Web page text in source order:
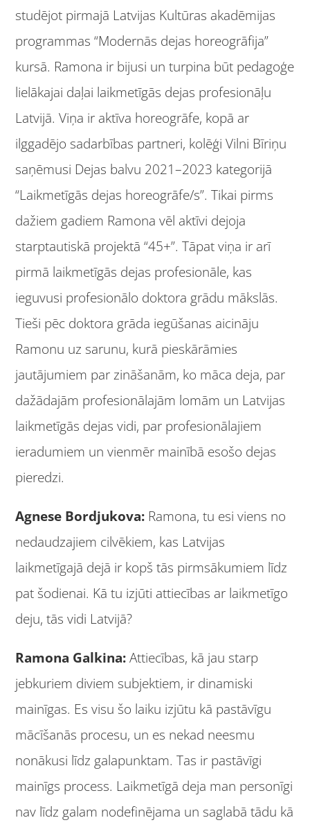
studējot pirmajā Latvijas Kultūras akadēmijas
programmas “Modernās dejas horeogrāfija”
kursā. Ramona ir bijusi un turpina būt pedagoģe
lielākajai daļai laikmetīgās dejas profesionāļu
Latvijā. Viņa ir aktīva horeogrāfe, kopā ar
ilggadējo sadarbības partneri, kolēģi Vilni Bīriņu
saņēmusi Dejas balvu 2021–2023 kategorijā
“Laikmetīgās dejas horeogrāfe/s”. Tikai pirms
dažiem gadiem Ramona vēl aktīvi dejoja
starptautiskā projektā “45+”. Tāpat viņa ir arī
pirmā laikmetīgās dejas profesionāle, kas
ieguvusi profesionālo doktora grādu mākslās.
Tieši pēc doktora grāda iegūšanas aicināju
Ramonu uz sarunu, kurā pieskārāmies
jautājumiem par zināšanām, ko māca deja, par
dažādajām profesionālajām lomām un Latvijas
laikmetīgās dejas vidi, par profesionālajiem
ieradumiem un vienmēr mainībā esošo dejas
pieredzi.
Agnese Bordjukova: Ramona, tu esi viens no
nedaudzajiem cilvēkiem, kas Latvijas
laikmetīgajā dejā ir kopš tās pirmsākumiem līdz
pat šodienai. Kā tu izjūti attiecības ar laikmetīgo
deju, tās vidi Latvijā?
Ramona Galkina:Attiecības, kā jau starp
jebkuriem diviem subjektiem, ir dinamiski
mainīgas. Es visu šo laiku izjūtu kā pastāvīgu
mācīšanās procesu, un es nekad neesmu
nonākusi līdz galapunktam. Tas ir pastāvīgi
mainīgs process. Laikmetīgā deja man personīgi
nav līdz galam nodefinējama un saglabā tādu kā